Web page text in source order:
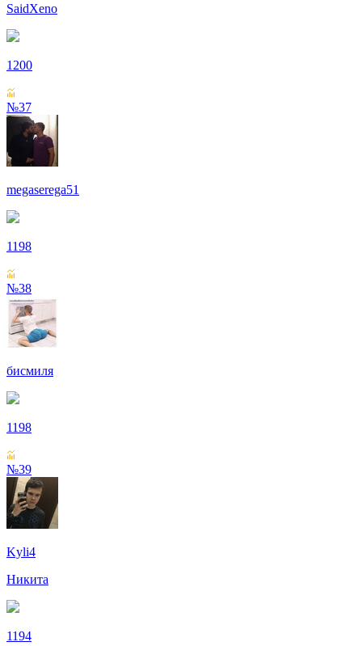
SaidXeno
1200
№37
megaserega51
1198
№38
бисмиля
1198
№39
Kyli4
Никита
1194